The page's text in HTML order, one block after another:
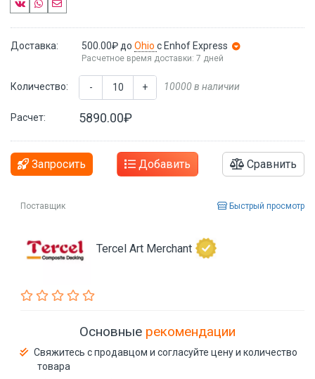
Доставка: 500.00₽ до Ohio с Enhof Express
Расчетное время доставки: 7 дней
Количество: - + 10000 в наличии
Расчет: 5890.00₽
Запросить Добавить Сравнить
Поставщик Быстрый просмотр
Tercel Art Merchant
Основные рекомендации
Свяжитесь с продавцом и согласуйте цену и количество
товара